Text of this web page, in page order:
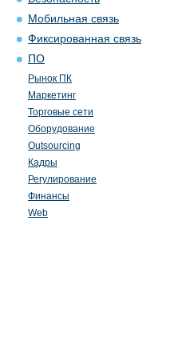
Мобильная связь
Фиксированная связь
ПО
Рынок ПК
Маркетинг
Торговые сети
Оборудование
Outsourcing
Кадры
Регулирование
Финансы
Web